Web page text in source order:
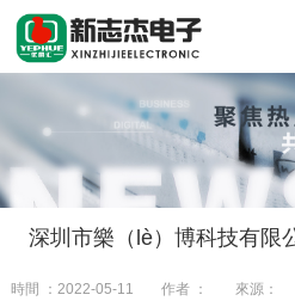
深圳市樂（lè）博科技有限
時間 ：2022-05-11 作者 ： 來源：